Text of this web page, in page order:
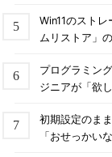
Win11のスト
ムリストア」
プログラミン
ジニアが「欲
初期設定のま
「おせっかい